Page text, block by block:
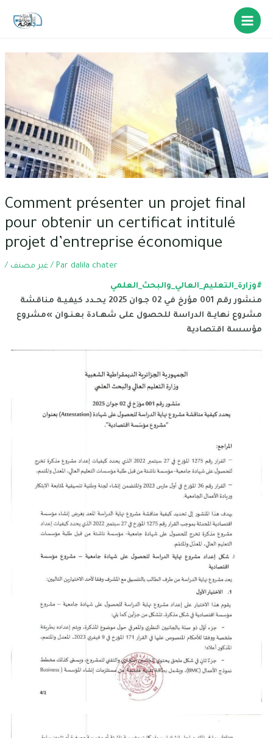
Comment présenter un projet final
pour obtenir un certificat intitulé
projet d’entreprise économique
/ غير مصنف/ Par dalila chater
#وزارة_التعليم_العالي_والبحث_العلمي
منشور رقم 001 مؤرخ في 02 جـوان 2025 يحـدد كيفيـة مناقشة
مشروع نهايـة الدراسة للحصول على شهـادة بعنـوان »مشروع
مؤسسة اقتصادية